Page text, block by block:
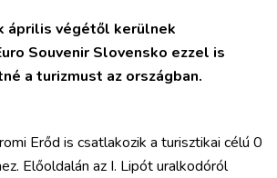
április végétől kerülnek
Souvenir Slovensko ezzel is
a turizmust az országban.
Erőd is csatlakozik a turisztikai célú 0
Előoldalán az I. Lipót uralkodóról